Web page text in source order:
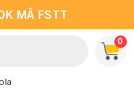
MÃ FSTT
0